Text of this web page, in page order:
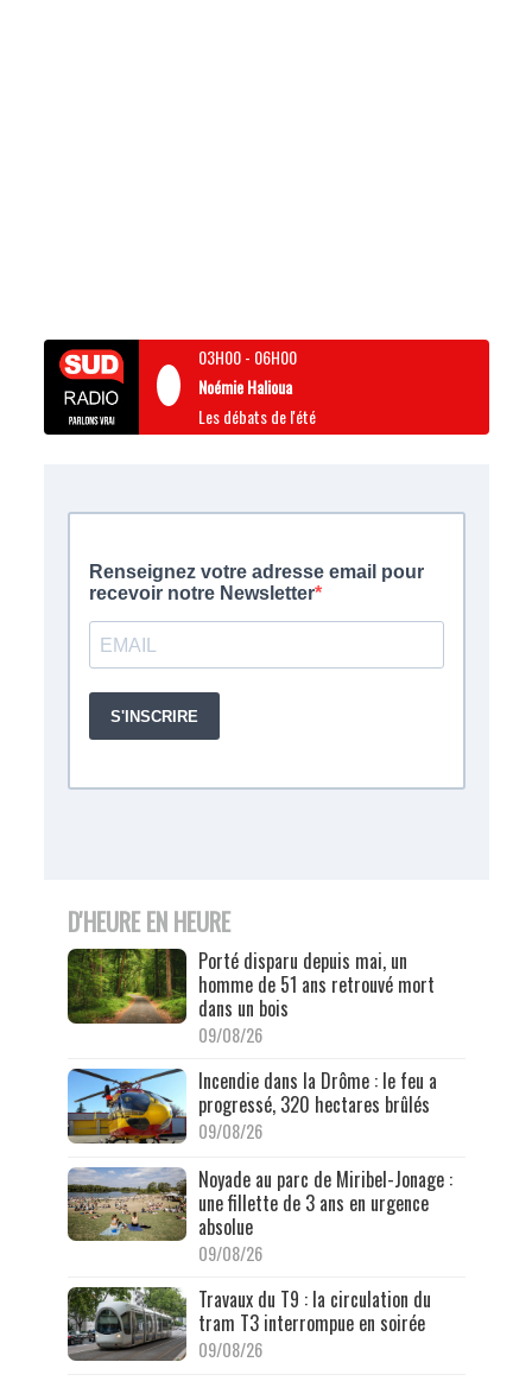
03H00- 06H00
Noémie Halioua
Les débats de l'été
D'HEURE EN HEURE
Porté disparu depuis mai, un
homme de 51 ans retrouvé mort
dans un bois
09/08/26
Incendie dans la Drôme : le feu a
progressé, 320 hectares brûlés
09/08/26
Noyade au parc de Miribel-Jonage :
une fillette de 3 ans en urgence
absolue
09/08/26
Travaux du T9 : la circulation du
tram T3 interrompue en soirée
09/08/26